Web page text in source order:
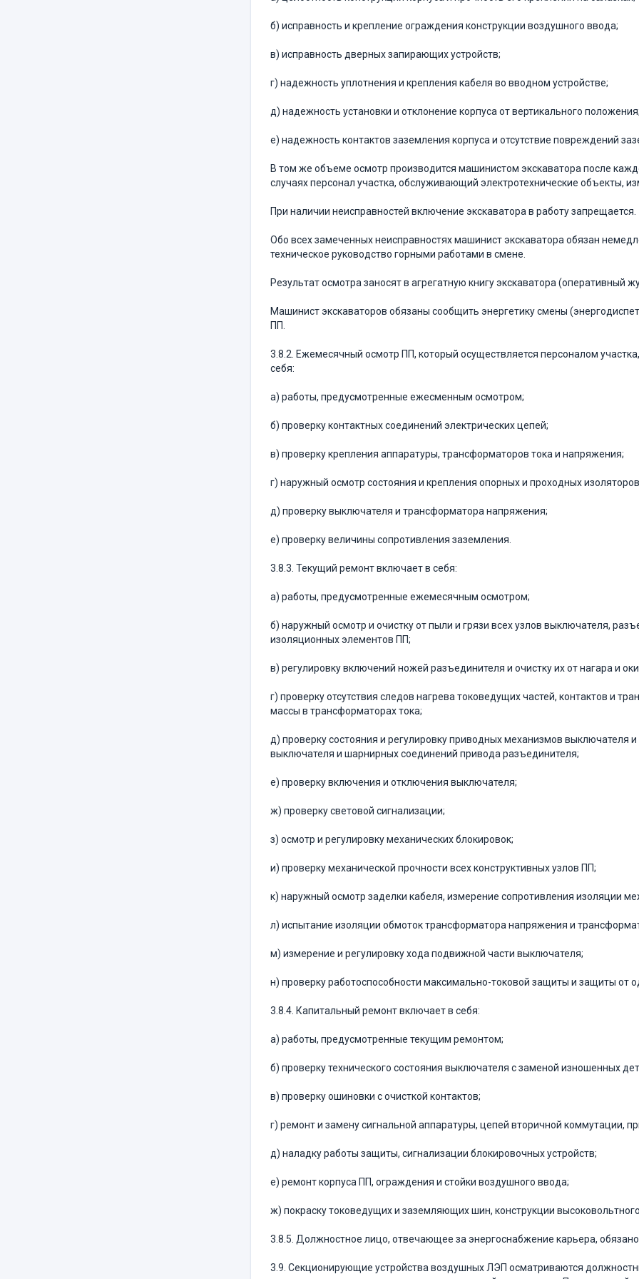
б) исправность и крепление ограждения конструкции воздушного ввода;
в) исправность дверных запирающих устройств;
г) надежность уплотнения и крепления кабеля во вводном устройстве;
д) надежность установки и отклонение корпуса от вертикального
е) надежность контактов заземления корпуса и отсутствие повреждений
В том же объеме осмотр производится машинистом экскаватора после
случаях персонал участка, обслуживающий электротехнические объекты,
При наличии неисправностей включение экскаватора в работу запрещается.
Обо всех замеченных неисправностях машинист экскаватора обязан
техническое руководство горными работами в смене.
Результат осмотра заносят в агрегатную книгу экскаватора (оперативный
Машинист экскаваторов обязаны сообщить энергетику смены
ПП.
3.8.2. Ежемесячный осмотр ПП, который осуществляется персоналом
себя:
а) работы, предусмотренные ежесменным осмотром;
б) проверку контактных соединений электрических цепей;
в) проверку крепления аппаратуры, трансформаторов тока и напряжения;
г) наружный осмотр состояния и крепления опорных и проходных
д) проверку выключателя и трансформатора напряжения;
е) проверку величины сопротивления заземления.
3.8.3. Текущий ремонт включает в себя:
а) работы, предусмотренные ежемесячным осмотром;
б) наружный осмотр и очистку от пыли и грязи всех узлов выключателя,
изоляционных элементов ПП;
в) регулировку включений ножей разъединителя и очистку их от нагара и
г) проверку отсутствия следов нагрева токоведущих частей, контактов и
массы в трансформаторах тока;
д) проверку состояния и регулировку приводных механизмов выключателя
выключателя и шарнирных соединений привода разъединителя;
е) проверку включения и отключения выключателя;
ж) проверку световой сигнализации;
з) осмотр и регулировку механических блокировок;
и) проверку механической прочности всех конструктивных узлов ПП;
к) наружный осмотр заделки кабеля, измерение сопротивления изоляции
л) испытание изоляции обмоток трансформатора напряжения и
м) измерение и регулировку хода подвижной части выключателя;
н) проверку работоспособности максимально-токовой защиты и защиты от
3.8.4. Капитальный ремонт включает в себя:
а) работы, предусмотренные текущим ремонтом;
б) проверку технического состояния выключателя с заменой изношенных
в) проверку ошиновки с очисткой контактов;
г) ремонт и замену сигнальной аппаратуры, цепей вторичной коммутации,
д) наладку работы защиты, сигнализации блокировочных устройств;
е) ремонт корпуса ПП, ограждения и стойки воздушного ввода;
ж) покраску токоведущих и заземляющих шин, конструкции
3.8.5. Должностное лицо, отвечающее за энергоснабжение карьера,
3.9. Секционирующие устройства воздушных ЛЭП осматриваются